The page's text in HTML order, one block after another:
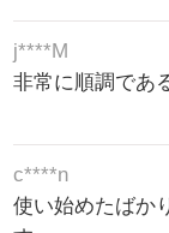
j****M
非常に順調であ
c****n
使い始めたばか